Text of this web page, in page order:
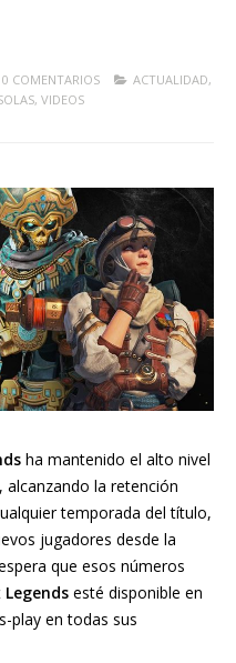
0 COMENTARIOS ACTUALIDAD,
, VIDEOS
ha mantenido el alto nivel
la retención
temporada del título,
jugadores desde la
que esos números
Legends esté disponible en
play en todas sus